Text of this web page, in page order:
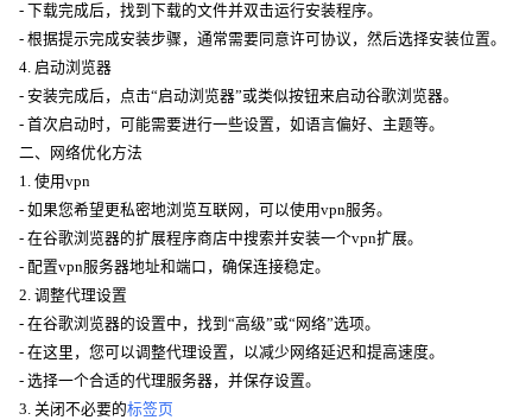
- 下载完成后，找到下载的文件并双击运行安装程序。
- 根据提示完成安装步骤，通常需要同意许可协议，然后选择安装位置。
4. 启动浏览器
- 安装完成后，点击“启动浏览器”或类似按钮来启动谷歌浏览器。
- 首次启动时，可能需要进行一些设置，如语言偏好、主题等。
二、网络优化方法
1. 使用vpn
- 如果您希望更私密地浏览互联网，可以使用vpn服务。
- 在谷歌浏览器的扩展程序商店中搜索并安装一个vpn扩展。
- 配置vpn服务器地址和端口，确保连接稳定。
2. 调整代理设置
- 在谷歌浏览器的设置中，找到“高级”或“网络”选项。
- 在这里，您可以调整代理设置，以减少网络延迟和提高速度。
- 选择一个合适的代理服务器，并保存设置。
3. 关闭不必要的标签页